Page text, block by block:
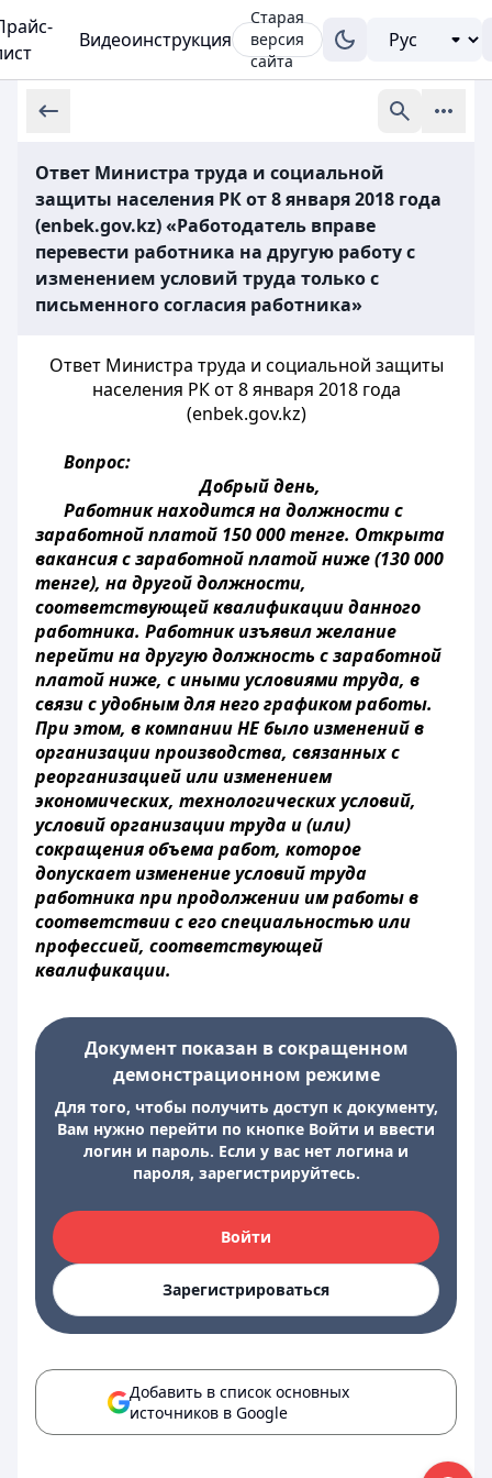
Видеоинструкция
Старая
версия
сайта
Ответ Министра труда и социальной
защиты населения РК от 8 января 2018 года
(enbek.gov.kz) «Работодатель вправе
перевести работника на другую работу с
изменением условий труда только с
письменного согласия работника»
Ответ Министра труда и социальной защиты
населения РК от 8 января 2018 года
(enbek.gov.kz)
Вопрос:
Добрый день,
Работник находится на должности с
заработной платой 150 000 тенге. Открыта
вакансия с заработной платой ниже (130 000
тенге), на другой должности,
соответствующей квалификации данного
работника. Работник изъявил желание
перейти на другую должность с заработной
платой ниже, с иными условиями труда, в
связи с удобным для него графиком работы.
При этом, в компании НЕ было изменений в
организации производства, связанных с
реорганизацией или изменением
экономических, технологических условий,
условий организации труда и (или)
сокращения объема работ, которое
допускает изменение условий труда
работника при продолжении им работы в
соответствии с его специальностью или
профессией, соответствующей
квалификации.
Документ показан в сокращенном
демонстрационном режиме
Для того, чтобы получить доступ к документу,
Вам нужно перейти по кнопке Войти и ввести
логин и пароль. Если у вас нет логина и
пароля, зарегистрируйтесь.
Войти
Зарегистрироваться
Добавить в список основных
источников в Google